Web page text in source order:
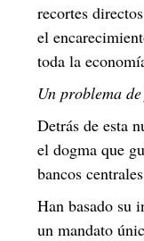
recortes
el
toda la
Un problema
Detrás de esta
el dogma que
bancos
Han basado su
un mandato